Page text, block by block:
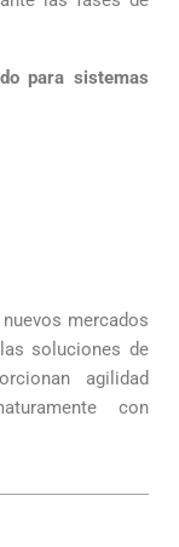
para sistemas
mercados
soluciones de
agilidad
con